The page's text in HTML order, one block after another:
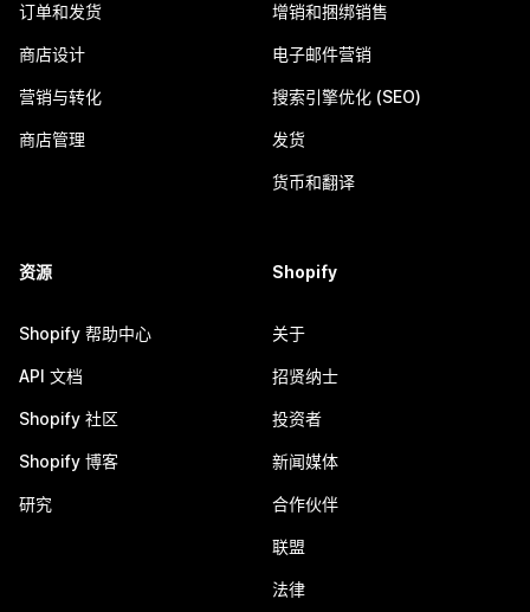
订单和发货
商店设计
营销与转化
商店管理
增销和捆绑销售
电子邮件营销
搜索引擎优化 (SEO)
发货
货币和翻译
资源
Shopify 帮助中心
API 文档
Shopify 社区
Shopify 博客
研究
Shopify
关于
招贤纳士
投资者
新闻媒体
合作伙伴
联盟
法律